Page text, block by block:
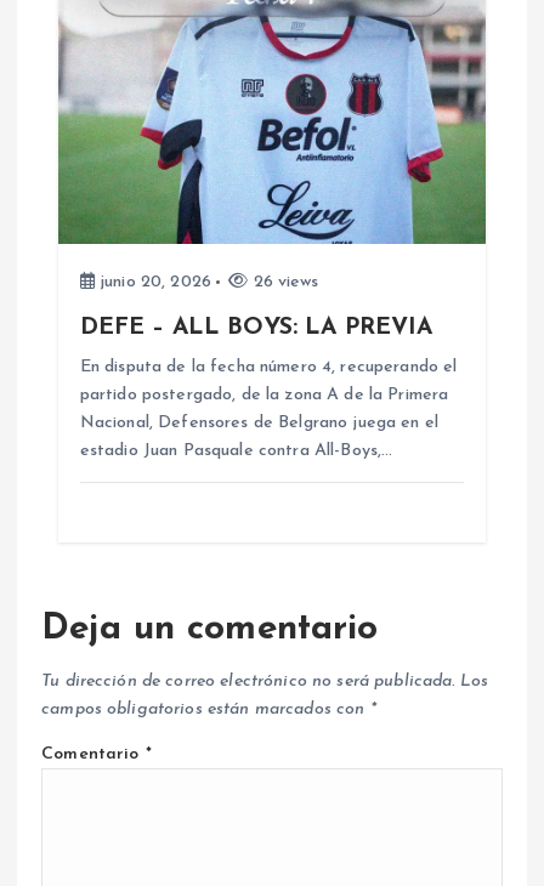
a
s
junio 20, 2026 26 views
DEFE – ALL BOYS: LA PREVIA
En disputa de la fecha número 4, recuperando el
partido postergado, de la zona A de la Primera
Nacional, Defensores de Belgrano juega en el
estadio Juan Pasquale contra All-Boys,…
Deja un comentario
Tu dirección de correo electrónico no será publicada. Los
campos obligatorios están marcados con *
Comentario *